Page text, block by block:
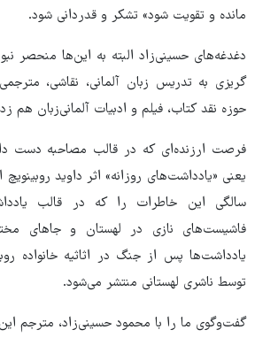
مانده و تقویت شود» تشکر و قدردانی شود.
دغدغه‌های حسینی‌زاد البته به این‌ها منحصر
گریزی به تدریس زبان آلمانی، نقاشی،
حوزه نقد کتاب، فیلم و ادبیات آلمانی‌زبان هم
فرصت ارزنده‌ای که در قالب مصاحبه دست
سالگی این خاطرات را که در قالب
فاشیست‌های نازی در لهستان و جاهای
یادداشت‌ها پس از جنگ در اثاثیه خانواده
توسط ناشری لهستانی منتشر می‌شود.
گفت‌وگوی ما را با محمود حسینی‌زاد، مترجم این